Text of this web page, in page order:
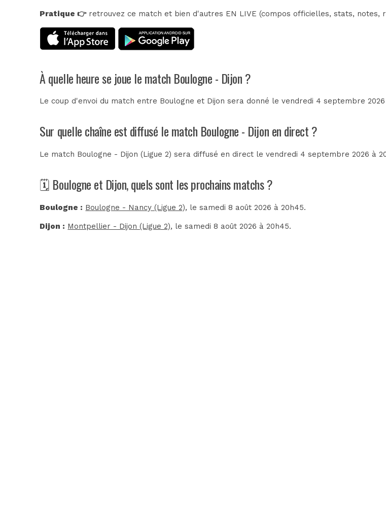
Pratique 👉retrouvez ce match et bien d'autres EN LIVE (compos officielles, stats, notes,
À quelle heure se joue le match Boulogne - Dijon ?
Le coup d'envoi du match entre Boulogne et Dijon sera donné le vendredi 4 septembre
Sur quelle chaîne est diffusé le match Boulogne - Dijon en direct ?
Le match Boulogne - Dijon (Ligue 2) sera diffusé en direct le vendredi 4 septembre 2026 à
🗓️ Boulogne et Dijon, quels sont les prochains matchs ?
Boulogne : Boulogne - Nancy (Ligue 2), le samedi 8 août 2026 à 20h45.
Dijon : Montpellier - Dijon (Ligue 2), le samedi 8 août 2026 à 20h45.